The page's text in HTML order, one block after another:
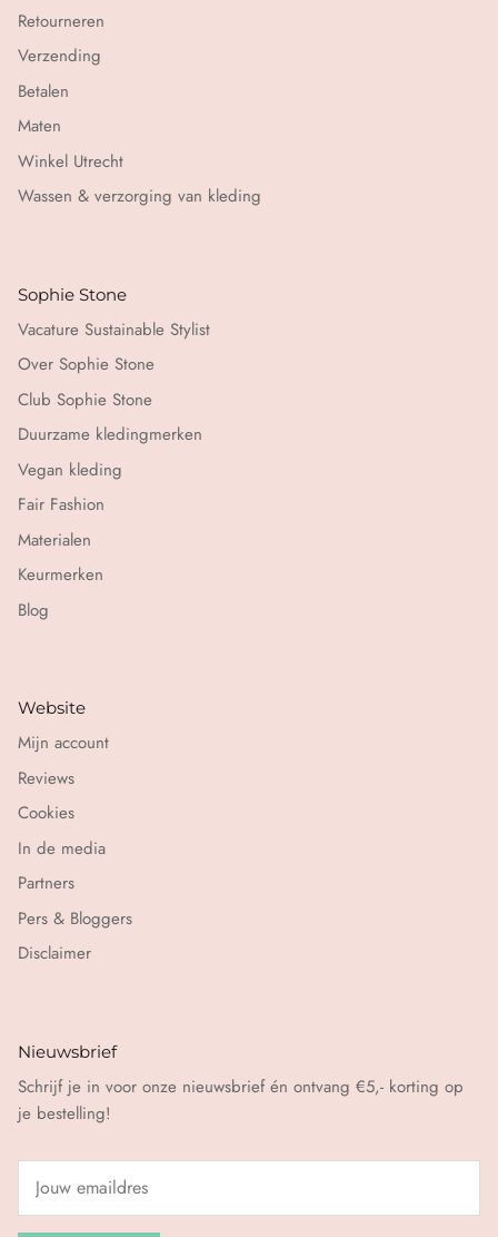
Retourneren
Verzending
Betalen
Maten
Winkel Utrecht
Wassen & verzorging van kleding
Sophie Stone
Vacature Sustainable Stylist
Over Sophie Stone
Club Sophie Stone
Duurzame kledingmerken
Vegan kleding
Fair Fashion
Materialen
Keurmerken
Blog
Website
Mijn account
Reviews
Cookies
In de media
Partners
Pers & Bloggers
Disclaimer
Nieuwsbrief
Schrijf je in voor onze nieuwsbrief én ontvang €5,- korting op
je bestelling!